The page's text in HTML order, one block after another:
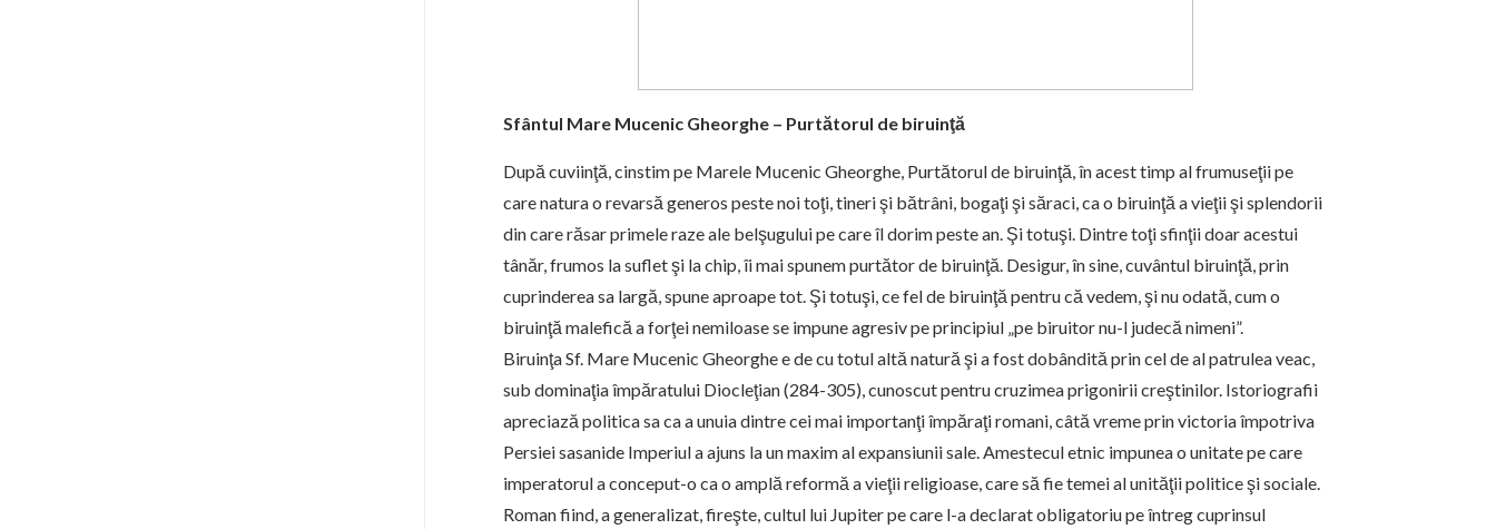
Sfântul Mare Mucenic Gheorghe – Purtătorul de biruinţă
După cuviinţă, cinstim pe Marele Mucenic Gheorghe, Purtătorul de biruinţă, în acest timp al frumuseţii pe
care natura o revarsă generos peste noi toţi, tineri şi bătrâni, bogaţi şi săraci, ca o biruinţă a vieţii şi splendorii
din care răsar primele raze ale belşugului pe care îl dorim peste an. Şi totuşi. Dintre toţi sfinţii doar acestui
tânăr, frumos la suflet şi la chip, îi mai spunem purtător de biruinţă. Desigur, în sine, cuvântul biruinţă, prin
cuprinderea sa largă, spune aproape tot. Şi totuşi, ce fel de biruinţă pentru că vedem, şi nu odată, cum o
biruinţă malefică a forţei nemiloase se impune agresiv pe principiul „pe biruitor nu-l judecă nimeni”.
Biruinţa Sf. Mare Mucenic Gheorghe e de cu totul altă natură şi a fost dobândită prin cel de al patrulea veac,
sub dominaţia împăratului Diocleţian (284-305), cunoscut pentru cruzimea prigonirii creştinilor. Istoriografii
apreciază politica sa ca a unuia dintre cei mai importanţi împăraţi romani, câtă vreme prin victoria împotriva
Persiei sasanide Imperiul a ajuns la un maxim al expansiunii sale. Amestecul etnic impunea o unitate pe care
imperatorul a conceput-o ca o amplă reformă a vieţii religioase, care să fie temei al unităţii politice şi sociale.
Roman fiind, a generalizat, fireşte, cultul lui Jupiter pe care l-a declarat obligatoriu pe întreg cuprinsul